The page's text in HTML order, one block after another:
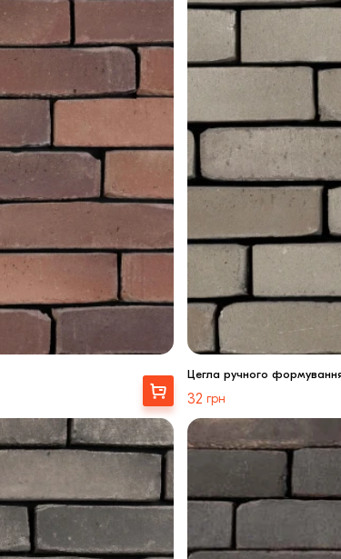
Вибрати
Цегла ручного
32 грн